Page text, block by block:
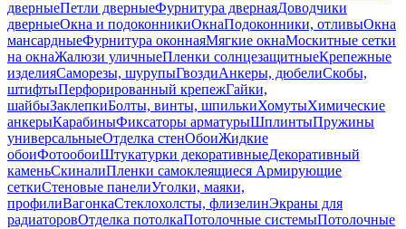
дверныеПетли дверныеФурнитура двернаяДоводчики
дверныеОкна и подоконникиОкнаПодоконники, отливыОкна
мансардныеФурнитура оконнаяМягкие окнаМоскитные сетки
на окнаЖалюзи уличныеПленки солнцезащитныеКрепежные
изделияСаморезы, шурупыГвоздиАнкеры, дюбелиСкобы,
штифтыПерфорированный крепежГайки,
шайбыЗаклепкиБолты, винты, шпилькиХомутыХимические
анкерыКарабиныФиксаторы арматурыШплинтыПружины
универсальныеОтделка стенОбоиЖидкие
обоиФотообоиШтукатурки декоративныеДекоративный
каменьСкиналиПленки самоклеящиеся Армирующие
сеткиСтеновые панелиУголки, маяки,
профилиВагонкаСтеклохолсты, флизелинЭкраны для
радиаторовОтделка потолкаПотолочные системыПотолочные